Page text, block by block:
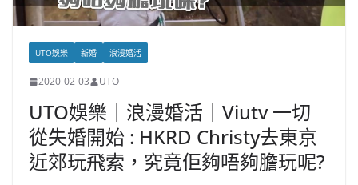
UTO娛樂 新婚 浪漫婚活
2020-02-03 UTO
UTO娛樂｜浪漫婚活｜Viutv 一切
從失婚開始 : HKRD Christy去東京
近郊玩飛索，究竟佢夠唔夠膽玩呢?